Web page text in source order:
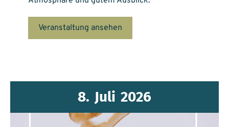
Veranstaltung ansehen
8. Juli 2026